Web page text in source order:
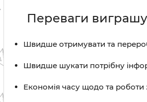
Переваги виграшу
Швидше отримувати та
Швидше шукати потрібну
Економія часу щодо та роботи